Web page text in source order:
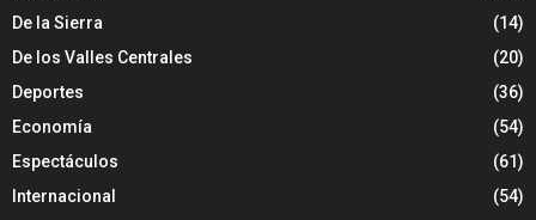
De la Sierra
(14)
De los Valles Centrales
(20)
Deportes
(36)
Economía
(54)
Espectáculos
(61)
Internacional
(54)